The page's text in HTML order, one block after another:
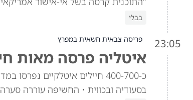
בבלי
23:05 פריסה צבאית חשאית במפרץ
איטליה פרסה מאות
כ-400-700 חיילים איטלקיים
בסעודיה ובכווית • החשיפה עוררה